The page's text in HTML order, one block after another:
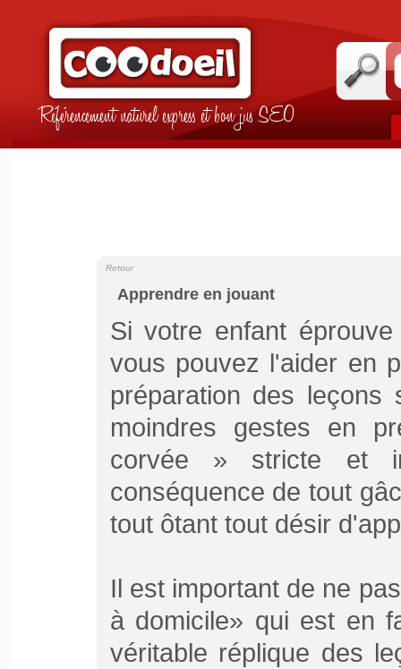
Référencement naturel express et bon jus SEO
Apprendre en jouant
Retour
Si votre enfant
vous pouvez l'aider en
préparation des leçons
moindres gestes en
corvée » stricte et
conséquence de tout
tout ôtant tout désir
Il est important de ne
à domicile» qui est en
véritable réplique des